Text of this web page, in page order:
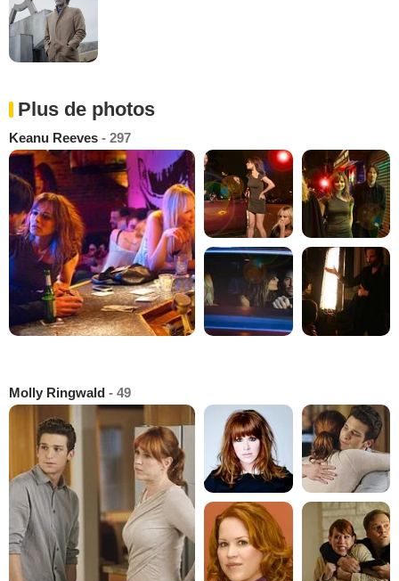
Plus de photos
Keanu Reeves - 297
Molly Ringwald - 49